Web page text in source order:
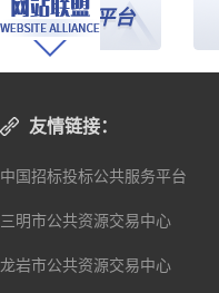
共服务平台
友情链接：
中国招标投标公共服务平台
三明市公共资源交易中心
龙岩市公共资源交易中心